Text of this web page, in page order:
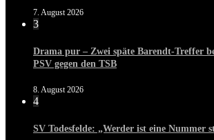
7. August 2026
3
Drama pur – Zwei späte Barendt-Treffer
PSV gegen den TSB
8. August 2026
4
SV Todesfelde: „Werder ist eine Nummer